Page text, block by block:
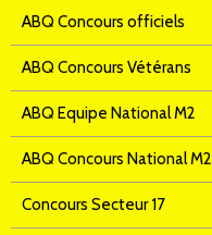
ABQ Concours officiels
ABQ Concours Vétérans
ABQ Equipe National M2
ABQ Concours National M2
Concours Secteur 17